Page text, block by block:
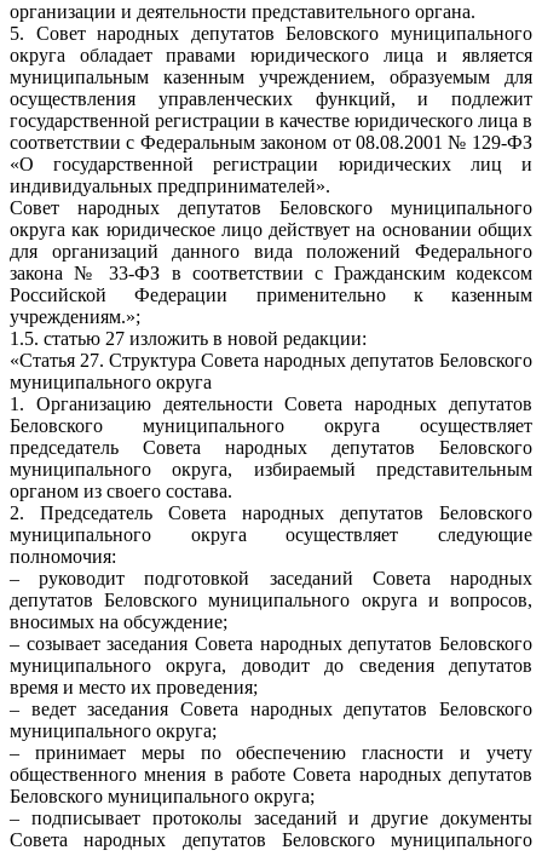
организации и деятельности представительного органа.
5. Совет народных депутатов Беловского муниципального
округа обладает правами юридического лица и является
муниципальным казенным учреждением, образуемым для
осуществления управленческих функций, и подлежит
государственной регистрации в качестве юридического лица в
соответствии с Федеральным законом от 08.08.2001 № 129-ФЗ
«О государственной регистрации юридических лиц и
индивидуальных предпринимателей».
Совет народных депутатов Беловского муниципального
округа как юридическое лицо действует на основании общих
для организаций данного вида положений Федерального
закона № 33-ФЗ в соответствии с Гражданским кодексом
Российской Федерации применительно к казенным
учреждениям.»;
1.5. статью 27 изложить в новой редакции:
«Статья 27. Структура Совета народных депутатов Беловского
муниципального округа
1. Организацию деятельности Совета народных депутатов
Беловского муниципального округа осуществляет
председатель Совета народных депутатов Беловского
муниципального округа, избираемый представительным
органом из своего состава.
2. Председатель Совета народных депутатов Беловского
муниципального округа осуществляет следующие
полномочия:
– руководит подготовкой заседаний Совета народных
депутатов Беловского муниципального округа и вопросов,
вносимых на обсуждение;
– созывает заседания Совета народных депутатов Беловского
муниципального округа, доводит до сведения депутатов
время и место их проведения;
– ведет заседания Совета народных депутатов Беловского
муниципального округа;
– принимает меры по обеспечению гласности и учету
общественного мнения в работе Совета народных депутатов
Беловского муниципального округа;
– подписывает протоколы заседаний и другие документы
Совета народных депутатов Беловского муниципального